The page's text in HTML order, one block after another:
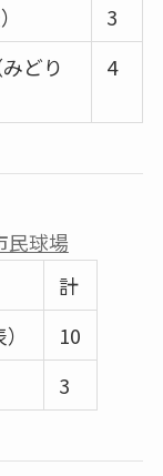
3
どり
4
民球場
計
10
3